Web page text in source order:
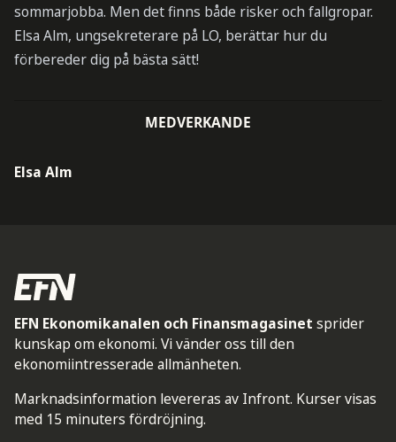
sommarjobba. Men det finns både risker och fallgropar.
Elsa Alm, ungsekreterare på LO, berättar hur du
förbereder dig på bästa sätt!
MEDVERKANDE
Elsa Alm
EFN Ekonomikanalen och Finansmagasinet sprider
kunskap om ekonomi. Vi vänder oss till den
ekonomiintresserade allmänheten.
Marknadsinformation levereras av Infront. Kurser visas
med 15 minuters fördröjning.